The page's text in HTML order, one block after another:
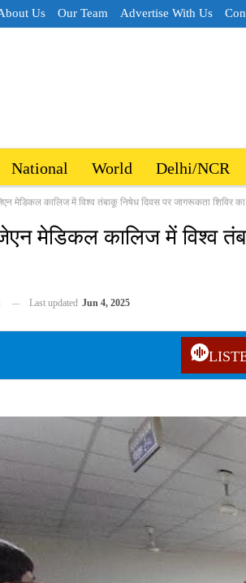
Us Our Team Advertise With Us
National World Delhi/NCR
मेडिकल कालिज में विश्व तंबाकू निषेध दिवस पर जागरूकता शिविर
मेडिकल कालिज में विश्व
Last updated Jun 4, 2025